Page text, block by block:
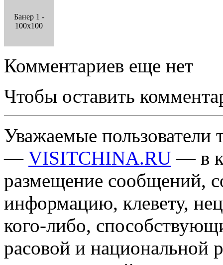
Банер 1 -
100x100
Комментариев еще нет
Чтобы оставить
Уважаемые пользователи
— VISITCHINA.RU — в
размещение сообщений,
информацию, клевету,
кого-либо,
расовой и национальной